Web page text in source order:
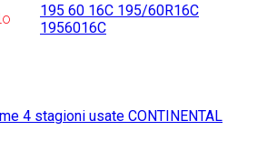
195 60 16C 195/60R16C
1956016C